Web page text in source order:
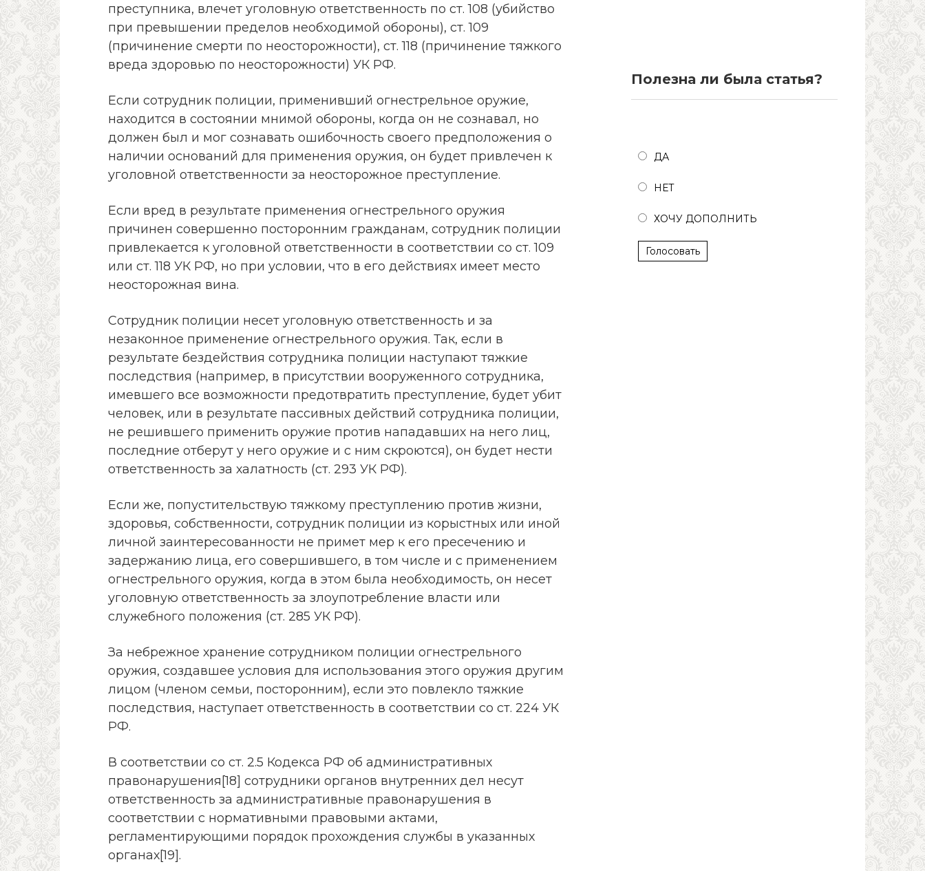
преступника, влечет уголовную ответственность по ст. 108 (убийство
при превышении пределов необходимой обороны), ст. 109
(причинение смерти по неосторожности), ст. 118 (причинение тяжкого
вреда здоровью по неосторожности) УК РФ.
Если сотрудник полиции, применивший огнестрельное оружие,
находится в состоянии мнимой обороны, когда он не сознавал, но
должен был и мог сознавать ошибочность своего предположения о
наличии оснований для применения оружия, он будет привлечен к
уголовной ответственности за неосторожное преступление.
Если вред в результате применения огнестрельного оружия
причинен совершенно посторонним гражданам, сотрудник полиции
привлекается к уголовной ответственности в соответствии со ст. 109
или ст. 118 УК РФ, но при условии, что в его действиях имеет место
неосторожная вина.
Сотрудник полиции несет уголовную ответственность и за
незаконное применение огнестрельного оружия. Так, если в
результате бездействия сотрудника полиции наступают тяжкие
последствия (например, в присутствии вооруженного сотрудника,
имевшего все возможности предотвратить преступление, будет убит
человек, или в результате пассивных действий сотрудника полиции,
не решившего применить оружие против нападавших на него лиц,
последние отберут у него оружие и с ним скроются), он будет нести
ответственность за халатность (ст. 293 УК РФ).
Если же, попустительствую тяжкому преступлению против жизни,
здоровья, собственности, сотрудник полиции из корыстных или иной
личной заинтересованности не примет мер к его пресечению и
задержанию лица, его совершившего, в том числе и с применением
огнестрельного оружия, когда в этом была необходимость, он несет
уголовную ответственность за злоупотребление власти или
служебного положения (ст. 285 УК РФ).
За небрежное хранение сотрудником полиции огнестрельного
оружия, создавшее условия для использования этого оружия другим
лицом (членом семьи, посторонним), если это повлекло тяжкие
последствия, наступает ответственность в соответствии со ст. 224 УК
РФ.
В соответствии со ст. 2.5 Кодекса РФ об административных
правонарушения[18] сотрудники органов внутренних дел несут
ответственность за административные правонарушения в
соответствии с нормативными правовыми актами,
регламентирующими порядок прохождения службы в указанных
органах[19].
Полезна ли была статья?
ДА
НЕТ
ХОЧУ ДОПОЛНИТЬ
Голосовать